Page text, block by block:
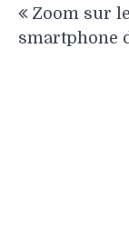
de
Zoom sur le
smartphone